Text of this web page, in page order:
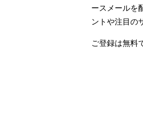
ースメールを
ントや注目の
ご登録は無料